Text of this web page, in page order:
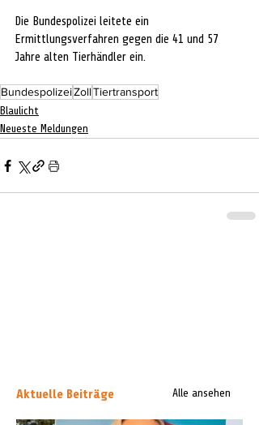
Die Bundespolizei leitete ein
Ermittlungsverfahren gegen die 41 und 57
Jahre alten Tierhändler ein.
BundespolizeiZollTiertransport
Blaulicht
Neueste Meldungen
Aktuelle Beiträge Alle ansehen